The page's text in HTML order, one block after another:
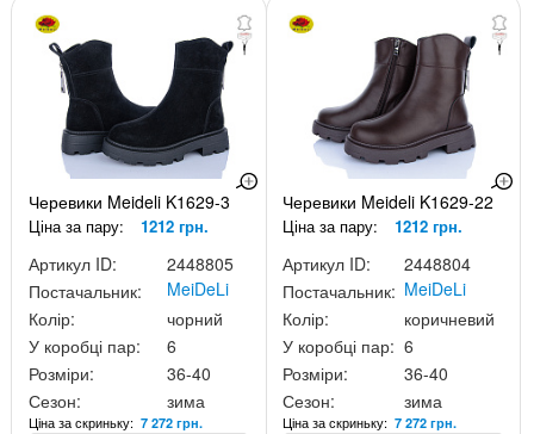
Черевики Meideli K1629-3
Ціна за пару: 1212 грн.
Артикул ID:
2448805
Постачальник:
MeiDeLi
Колір:
чорний
У коробці пар:
6
Розміри:
36-40
Сезон:
зима
Ціна за скриньку: 7 272 грн.
Черевики Meideli K1629-22
Ціна за пару: 1212 грн.
Артикул ID:
2448804
Постачальник: MeiDeLi
Колір:
коричневий
У коробці пар: 6
Розміри:
36-40
Сезон:
зима
Ціна за скриньку:7 272 грн.